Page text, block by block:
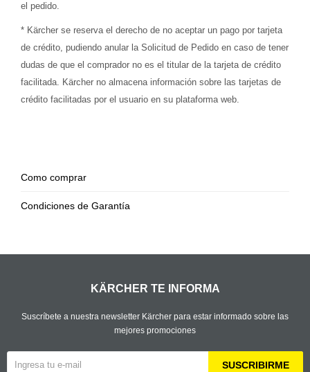
el pedido.
* Kärcher se reserva el derecho de no aceptar un pago por tarjeta
de crédito, pudiendo anular la Solicitud de Pedido en caso de tener
dudas de que el comprador no es el titular de la tarjeta de crédito
facilitada. Kärcher no almacena información sobre las tarjetas de
crédito facilitadas por el usuario en su plataforma web.
Como comprar
Condiciones de Garantía
KÄRCHER TE INFORMA
Suscríbete a nuestra newsletter Kärcher para estar informado sobre las
mejores promociones
SUSCRIBIRME